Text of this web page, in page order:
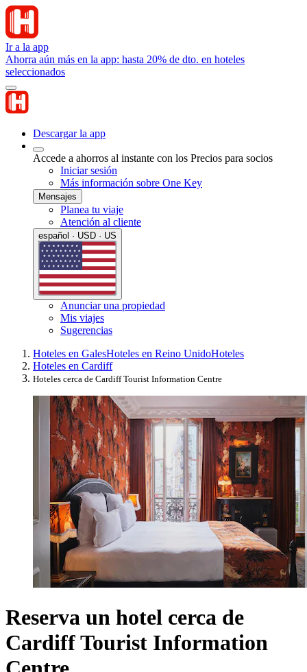
Ir a la app
Ahorra aún más en la app: hasta 20% de dto. en hoteles
seleccionados
Descargar la app
Accede a ahorros al instante con los Precios para socios
Iniciar sesión
Más información sobre One Key
Mensajes
Planea tu viaje
Atención al cliente
español · USD · US
Anunciar una propiedad
Mis viajes
Sugerencias
Hoteles en GalesHoteles en Reino UnidoHoteles
Hoteles en Cardiff
Hoteles cerca de Cardiff Tourist Information Centre
Reserva un hotel cerca de
Cardiff Tourist Information